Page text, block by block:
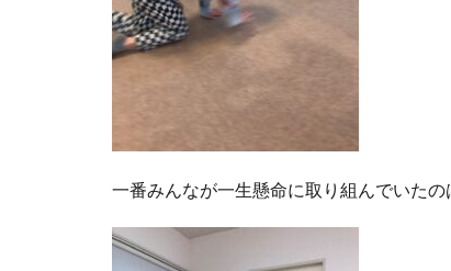
一番みんなが一生懸命に取り組んでいた